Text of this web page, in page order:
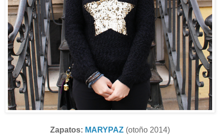
Zapatos: MARYPAZ (otoño 2014)